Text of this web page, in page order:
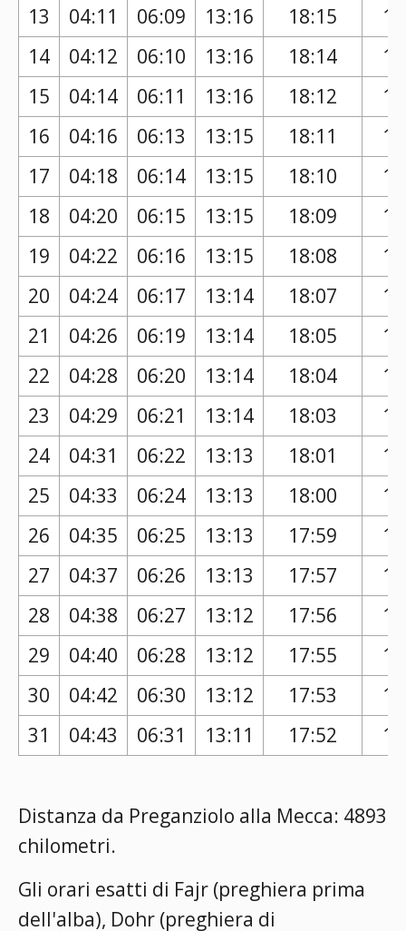
13 04:11 06:09 13:16 18:15
14
04:12 06:10 13:16 18:14
15
04:14 06:11 13:16 18:12
16
04:16 06:13 13:15 18:11
17
04:18 06:14 13:15 18:10
18
04:20 06:15 13:15 18:09
19
04:22 06:16 13:15 18:08
20
04:24 06:17 13:14 18:07
21
04:26 06:19 13:14 18:05
22
04:28 06:20 13:14 18:04
23
04:29 06:21 13:14 18:03
24
04:31 06:22 13:13 18:01
25
04:33 06:24 13:13 18:00
26
04:35 06:25 13:13 17:59
27
04:37 06:26 13:13 17:57
28
04:38 06:27 13:12 17:56
29
04:40 06:28 13:12 17:55
30
04:42 06:30 13:12 17:53
31
04:43 06:31 13:11 17:52
Distanza da Preganziolo alla Mecca: 4893
chilometri.
Gli orari esatti di Fajr (preghiera prima
dell'alba), Dohr (preghiera di